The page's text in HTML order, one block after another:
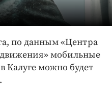
по данным «Центра
мобильные
Калуге можно будет